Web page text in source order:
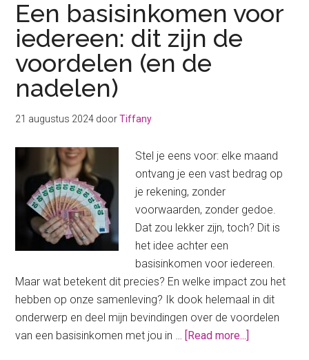
Een basisinkomen voor
iedereen: dit zijn de
voordelen (en de
nadelen)
21 augustus 2024 doorTiffany
Stel je eens voor: elke maand
ontvang je een vast bedrag op
je rekening, zonder
voorwaarden, zonder gedoe.
Dat zou lekker zijn, toch? Dit is
het idee achter een
basisinkomen voor iedereen.
Maar wat betekent dit precies? En welke impact zou het
hebben op onze samenleving? Ik dook helemaal in dit
onderwerp en deel mijn bevindingen over de voordelen
van een basisinkomen met jou in …
[Read more...]